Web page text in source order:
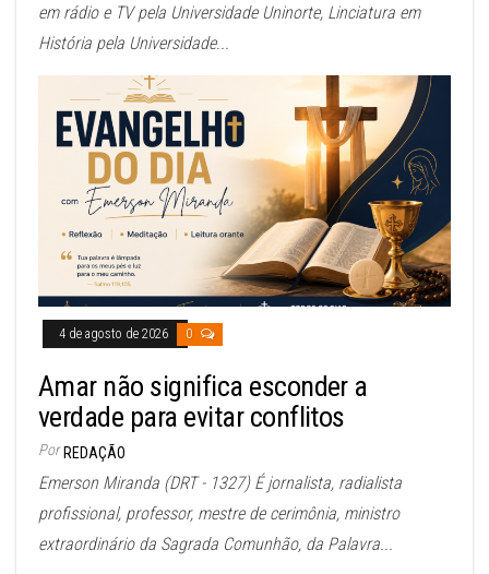
em rádio e TV pela Universidade Uninorte, Linciatura em
História pela Universidade...
4 de agosto de 2026 0
Amar não significa esconder a
verdade para evitar conflitos
Por REDAÇÃO
Emerson Miranda (DRT - 1327) É jornalista, radialista
profissional, professor, mestre de cerimônia, ministro
extraordinário da Sagrada Comunhão, da Palavra...